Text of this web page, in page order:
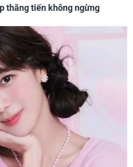
thăng tiến không ngừng